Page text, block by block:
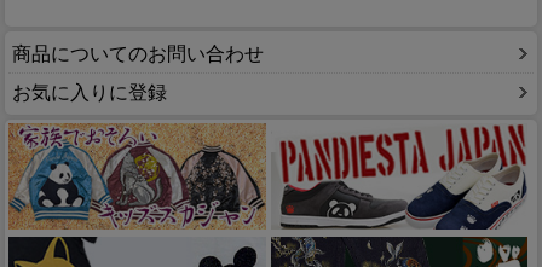
商品についてのお問い合わせ
お気に入りに登録